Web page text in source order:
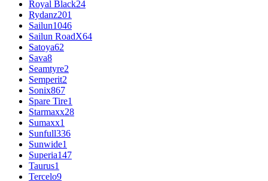
Royal Black24
Rydanz201
Sailun1046
Sailun RoadX64
Satoya62
Sava8
Seamtyre2
Semperit2
Sonix867
Spare Tire1
Starmaxx28
Sumaxx1
Sunfull336
Sunwide1
Superia147
Taurus1
Tercelo9